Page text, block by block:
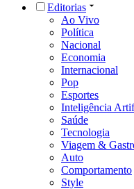
Editorias
Ao Vivo
Política
Nacional
Economia
Internacional
Pop
Esportes
Inteligência
Saúde
Tecnologia
Viagem &
Auto
Comportamento
Style